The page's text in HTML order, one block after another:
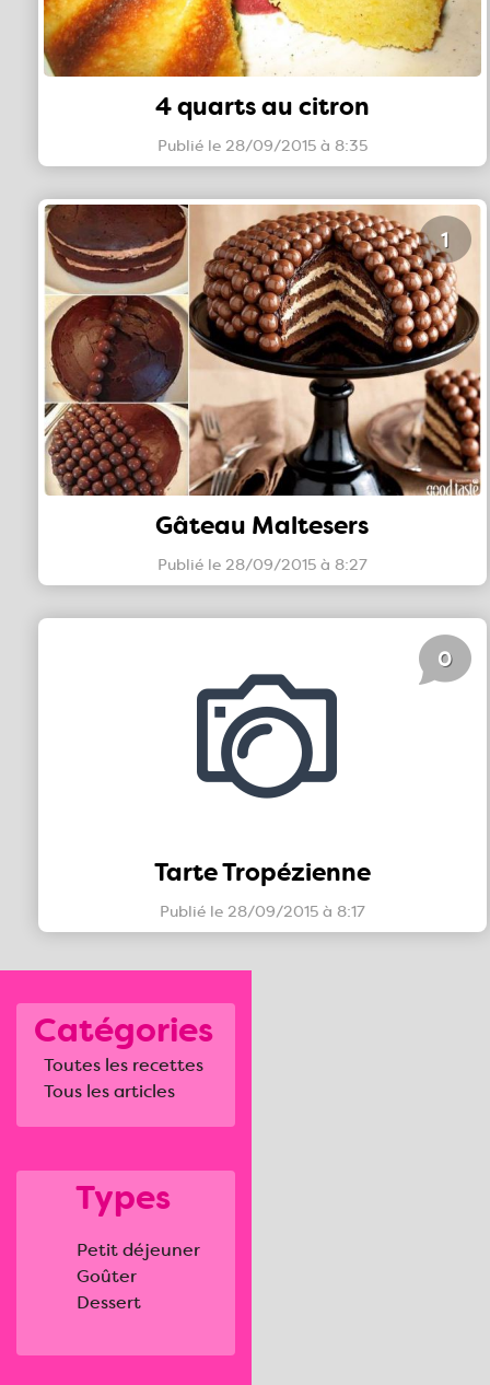
Catégories
Toutes les recettes
Tous les articles
Types
Petit déjeuner
Goûter
Dessert
4 quarts au citron
Publié le 28/09/2015 à 8:35
Gâteau Maltesers
Publié le 28/09/2015 à 8:27
1
Tarte Tropézienne
Publié le 28/09/2015 à 8:17
0